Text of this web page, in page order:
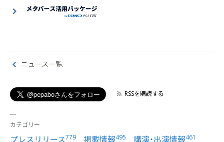
ニュース一覧
RSSを購読する
カテゴリー
プレスリリース779 掲載情報495 講演・出演情報461